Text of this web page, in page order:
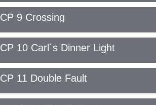
CP 9 Crossing
CP 10 Carl´s Dinner Light
CP 11 Double Fault